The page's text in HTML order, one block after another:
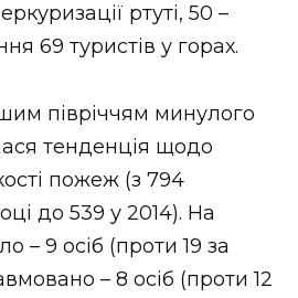
ртуті, 50 –
69 туристів у горах.
півріччям минулого
тенденція щодо
пожеж (з 794
до 539 у 2014). На
– 9 осіб (проти 19 за
– 8 осіб (проти 12